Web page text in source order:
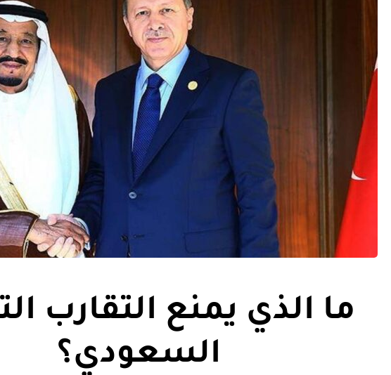
ما الذي يمنع التقارب
السعودي؟